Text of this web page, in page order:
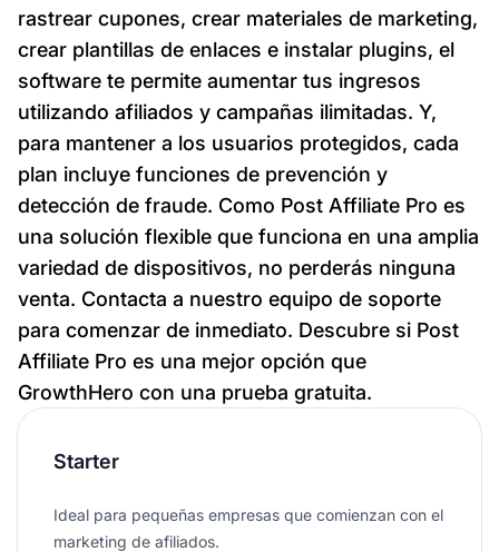
rastrear cupones, crear materiales de marketing,
crear plantillas de enlaces e instalar plugins, el
software te permite aumentar tus ingresos
utilizando afiliados y campañas ilimitadas. Y,
para mantener a los usuarios protegidos, cada
plan incluye funciones de prevención y
detección de fraude. Como Post Affiliate Pro es
una solución flexible que funciona en una amplia
variedad de dispositivos, no perderás ninguna
venta. Contacta a nuestro equipo de soporte
para comenzar de inmediato. Descubre si Post
Affiliate Pro es una mejor opción que
GrowthHero con una prueba gratuita.
Starter
Ideal para pequeñas empresas que comienzan con el
marketing de afiliados.